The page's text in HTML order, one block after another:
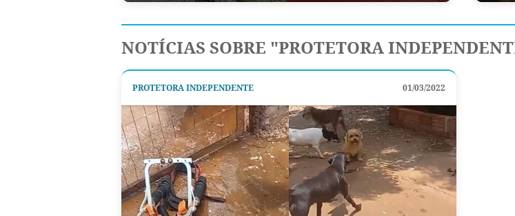
NOTÍCIAS SOBRE "PROTETORA
PROTETORA INDEPENDENTE 01/03/2022